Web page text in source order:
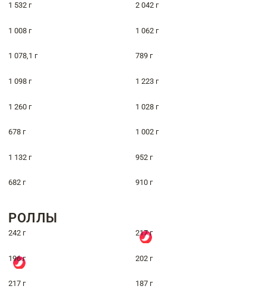
1 532 г 2 042 г
1 008 г 1 062 г
1 078,1 г 789 г
1 098 г 1 223 г
1 260 г 1 028 г
678 г 1 002 г
1 132 г 952 г
682 г 910 г
РОЛЛЫ
242 г 217 г
196 г 202 г
217 г 187 г